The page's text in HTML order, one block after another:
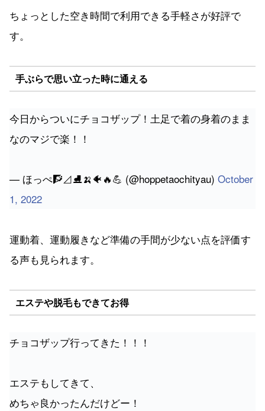
ちょっとした空き時間で利用できる手軽さが好評で
す。
手ぶらで思い立った時に通える
今日からついにチョコザップ！土足で着の身着のまま
なのマジで楽！！
— ほっぺ🧗⊿⛸🍌🐠🔥💪 (@hoppetaochityau) October
1, 2022
運動着、運動履きなど準備の手間が少ない点を評価す
る声も見られます。
エステや脱毛もできてお得
チョコザップ行ってきた！！！
エステもしてきて、
めちゃ良かったんだけどー！